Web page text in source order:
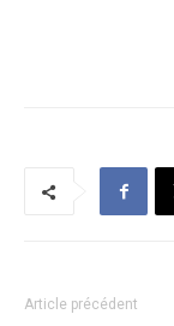
Article précédent